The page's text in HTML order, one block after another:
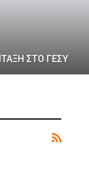
ΣΤΟ ΓΕΣΥ